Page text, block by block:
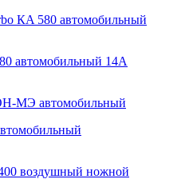
автомобильный 14A